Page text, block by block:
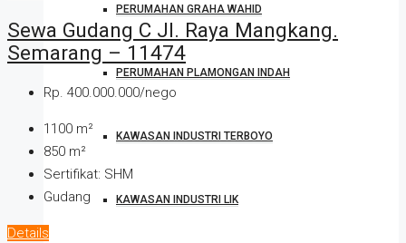
PERUMAHAN GRAHA WAHID
PERUMAHAN PLAMONGAN INDAH
KAWASAN INDUSTRI TERBOYO
KAWASAN INDUSTRI LIK
Sewa Gudang C Jl. Raya Mangkang.
Semarang – 11474
Rp. 400.000.000/nego
1100 m²
850 m²
Sertifikat: SHM
Gudang
Details